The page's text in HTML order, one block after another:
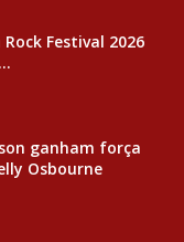
Festival 2026
ganham força
Osbourne